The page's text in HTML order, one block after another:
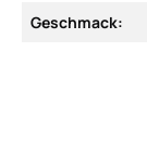
Geschmack: